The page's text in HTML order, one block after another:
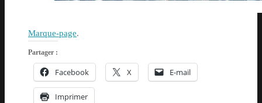
Marque-page.
Partager :
Facebook X E-mail
Imprimer